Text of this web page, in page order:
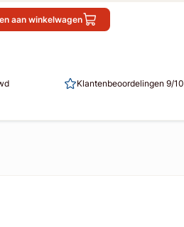
aan winkelwagen
Klantenbeoordelingen 9/10